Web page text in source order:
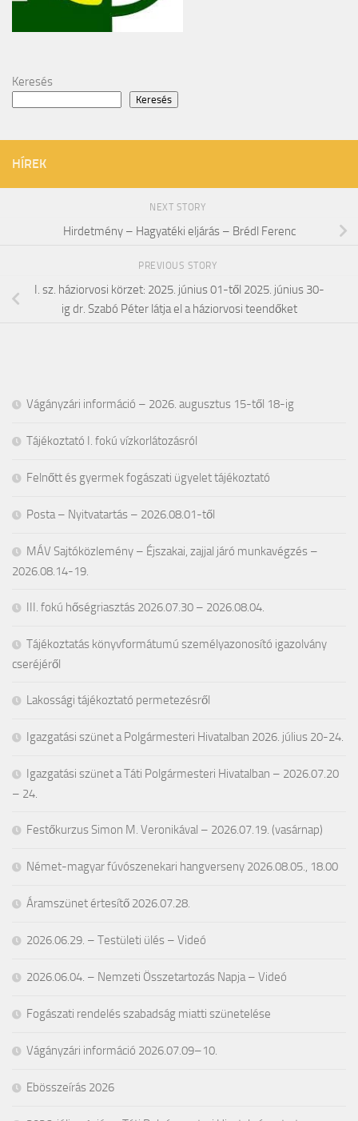
Keresés
Keresés
HÍREK
NEXT STORY
Hirdetmény – Hagyatéki eljárás – Brédl Ferenc
PREVIOUS STORY
I. sz. háziorvosi körzet: 2025. június 01-től 2025. június 30-
ig dr. Szabó Péter látja el a háziorvosi teendőket
Vágányzári információ – 2026. augusztus 15-től 18-ig
Tájékoztató I. fokú vízkorlátozásról
Felnőtt és gyermek fogászati ügyelet tájékoztató
Posta – Nyitvatartás – 2026.08.01-től
MÁV Sajtóközlemény – Éjszakai, zajjal járó munkavégzés –
2026.08.14-19.
III. fokú hőségriasztás 2026.07.30 – 2026.08.04.
Tájékoztatás könyvformátumú személyazonosító igazolvány
cseréjéről
Lakossági tájékoztató permetezésről
Igazgatási szünet a Polgármesteri Hivatalban 2026. július 20-24.
Igazgatási szünet a Táti Polgármesteri Hivatalban – 2026.07.20
– 24.
Festőkurzus Simon M. Veronikával – 2026.07.19. (vasárnap)
Német-magyar fúvószenekari hangverseny 2026.08.05., 18.00
Áramszünet értesítő 2026.07.28.
2026.06.29. – Testületi ülés – Videó
2026.06.04. – Nemzeti Összetartozás Napja – Videó
Fogászati rendelés szabadság miatti szünetelése
Vágányzári információ 2026.07.09–10.
Ebösszeírás 2026